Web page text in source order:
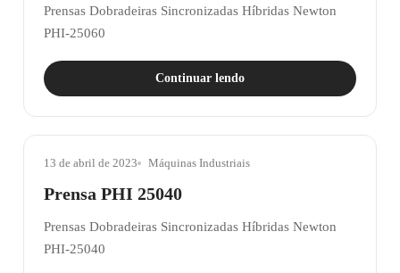
Prensas Dobradeiras Sincronizadas Híbridas Newton
PHI-25060
Continuar lendo
13 de abril de 2023 Máquinas Industriais
Prensa PHI 25040
Prensas Dobradeiras Sincronizadas Híbridas Newton
PHI-25040